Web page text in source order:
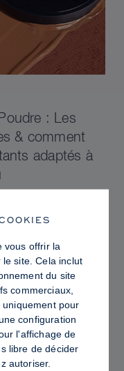
: Les
& comment
adaptés à
vous offrir la
site. Cela inclut
du site
commerciaux,
pour
configuration
l'affichage de
libre de décider
autoriser.